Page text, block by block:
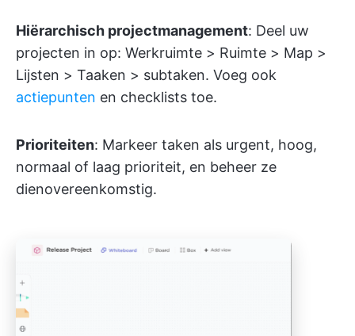
Hiërarchisch projectmanagement: Deel uw
projecten in op: Werkruimte > Ruimte > Map >
Lijsten > Taaken > subtaken. Voeg ook
actiepunten en checklists toe.
Prioriteiten: Markeer taken als urgent, hoog,
normaal of laag prioriteit, en beheer ze
dienovereenkomstig.